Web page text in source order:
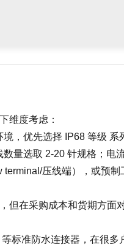
维度考虑：
，优先选择 IP68 等级 系
量选取 2‑20 针规格；电
压线端），或预制
但在采购成本和货期方面
标准防水连接器，在很多